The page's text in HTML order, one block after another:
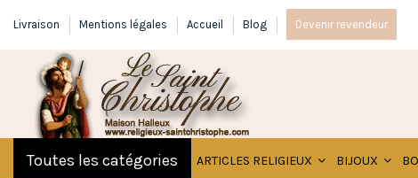
Livraison Mentions légales Accueil Blog Devenir revendeur
Toutes les catégories ARTICLES RELIGIEUX BIJOUX